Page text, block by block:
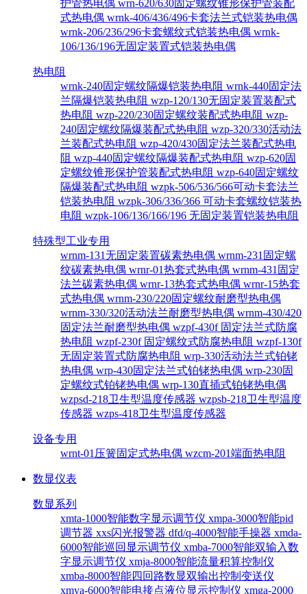
护管热电偶 wrn-620/630固定螺纹锥形保护管装配
式热电偶 wrnk-406/436/496卡套法兰式铠装热电偶
wrnk-206/236/296卡套螺纹式铠装热电偶 wrnk-
106/136/196无固定装置式铠装热电偶
热电阻
wrnk-240固定螺纹隔爆铠装热电阻 wrnk-440固定法
兰隔爆铠装热电阻 wzp-120/130无固定装置装配式
热电阻 wzp-220/230固定螺纹装配式热电阻 wzp-
240固定螺纹隔爆装配式热电阻 wzp-320/330活动法
兰装配式热电阻 wzp-420/430固定法兰装配式热电
阻 wzp-440固定螺纹隔爆装配式热电阻 wzp-620固
定螺纹锥形保护管装配式热电阻 wzp-640固定螺纹
隔爆装配式热电阻 wzpk-506/536/566可动卡套法兰
铠装热电阻 wzpk-306/336/366 可动卡套螺纹铠装热
电阻 wzpk-106/136/166/196 无固定装置铠装热电阻
特殊型工业专用
wrnm-131无固定装置碳素热电偶 wrnm-231固定螺
纹碳素热电偶 wrnr-01热套式热电偶 wrnm-431固定
法兰碳素热电偶 wrnr-13热套式热电偶 wrnr-15热套
式热电偶 wrnm-230/220固定螺纹耐磨型热电偶
wrnm-330/320活动法兰耐磨型热电偶 wrnm-430/420
固定法兰耐磨型热电偶 wzpf-430f 固定法兰式防腐
热电阻 wzpf-230f 固定螺纹式防腐热电阻 wzpf-130f
无固定装置式防腐热电阻 wrp-330活动法兰式铂铑
热电偶 wrp-430固定法兰式铂铑热电偶 wrp-230固
定螺纹式铂铑热电偶 wrp-130直插式铂铑热电偶
wzpsd-218卫生型温度传感器 wzpsb-218卫生型温度
传感器 wzps-418卫生型温度传感器
设备专用
wrnt-01压簧固定式热电偶 wzcm-201端面热电阻
数显仪表
数显系列
xmta-1000智能数字显示调节仪 xmpa-3000智能pid
调节器 xxs闪光报警器 dfd/q-4000智能手操器 xmda-
6000智能巡回显示调节仪 xmba-7000智能双输入数
字显示调节仪 xmja-8000智能流量积算控制仪
xmba-8000智能四回路数显双输出控制变送仪
xmya-6000智能电接点液位显示控制仪 xmga-2000